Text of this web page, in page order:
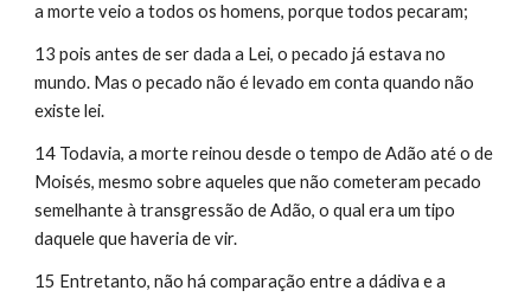
a morte veio a todos os homens, porque todos pecaram;
13 pois antes de ser dada a Lei, o pecado já estava no
mundo. Mas o pecado não é levado em conta quando não
existe lei.
14 Todavia, a morte reinou desde o tempo de Adão até o de
Moisés, mesmo sobre aqueles que não cometeram pecado
semelhante à transgressão de Adão, o qual era um tipo
daquele que haveria de vir.
15 Entretanto, não há comparação entre a dádiva e a